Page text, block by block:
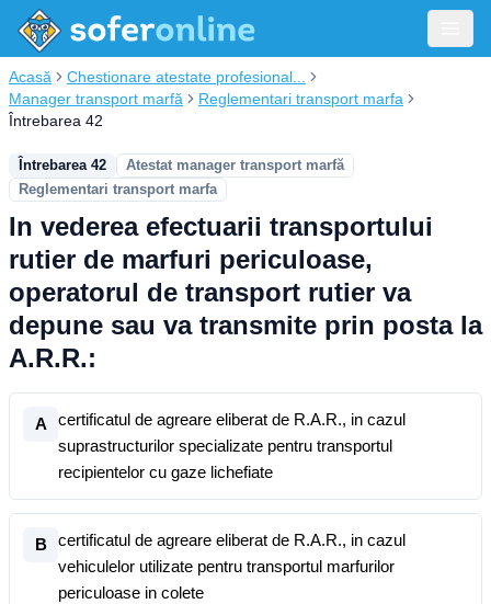
Acasă
Chestionare atestate profesional...
Manager transport marfă
Reglementari transport marfa
Întrebarea 42
Întrebarea 42
Atestat manager transport marfă
Reglementari transport marfa
In vederea efectuarii transportului
rutier de marfuri periculoase,
operatorul de transport rutier va
depune sau va transmite prin posta la
A.R.R.:
A
certificatul de agreare eliberat de R.A.R., in cazul
suprastructurilor specializate pentru transportul
recipientelor cu gaze lichefiate
B
certificatul de agreare eliberat de R.A.R., in cazul
vehiculelor utilizate pentru transportul marfurilor
periculoase in colete